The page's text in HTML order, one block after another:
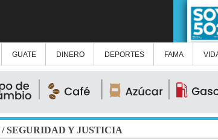
GUATE DINERO DEPORTES FAMA
/SEGURIDAD Y JUSTICIA